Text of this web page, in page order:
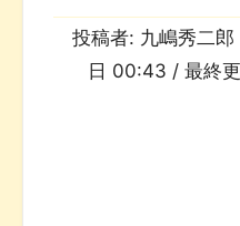
投稿者: 九嶋秀二郎
日 00:43 / 最終